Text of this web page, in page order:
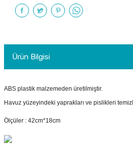
Ürün Bilgisi
ABS plastik malzemeden üretilmiştir.
Havuz yüzeyindeki yaprakları ve pislikleri
Ölçüler : 42cm*18cm